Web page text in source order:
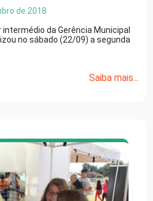
de 2018
da Gerência Municipal
no sábado (22/09) a segunda
Saiba mais...